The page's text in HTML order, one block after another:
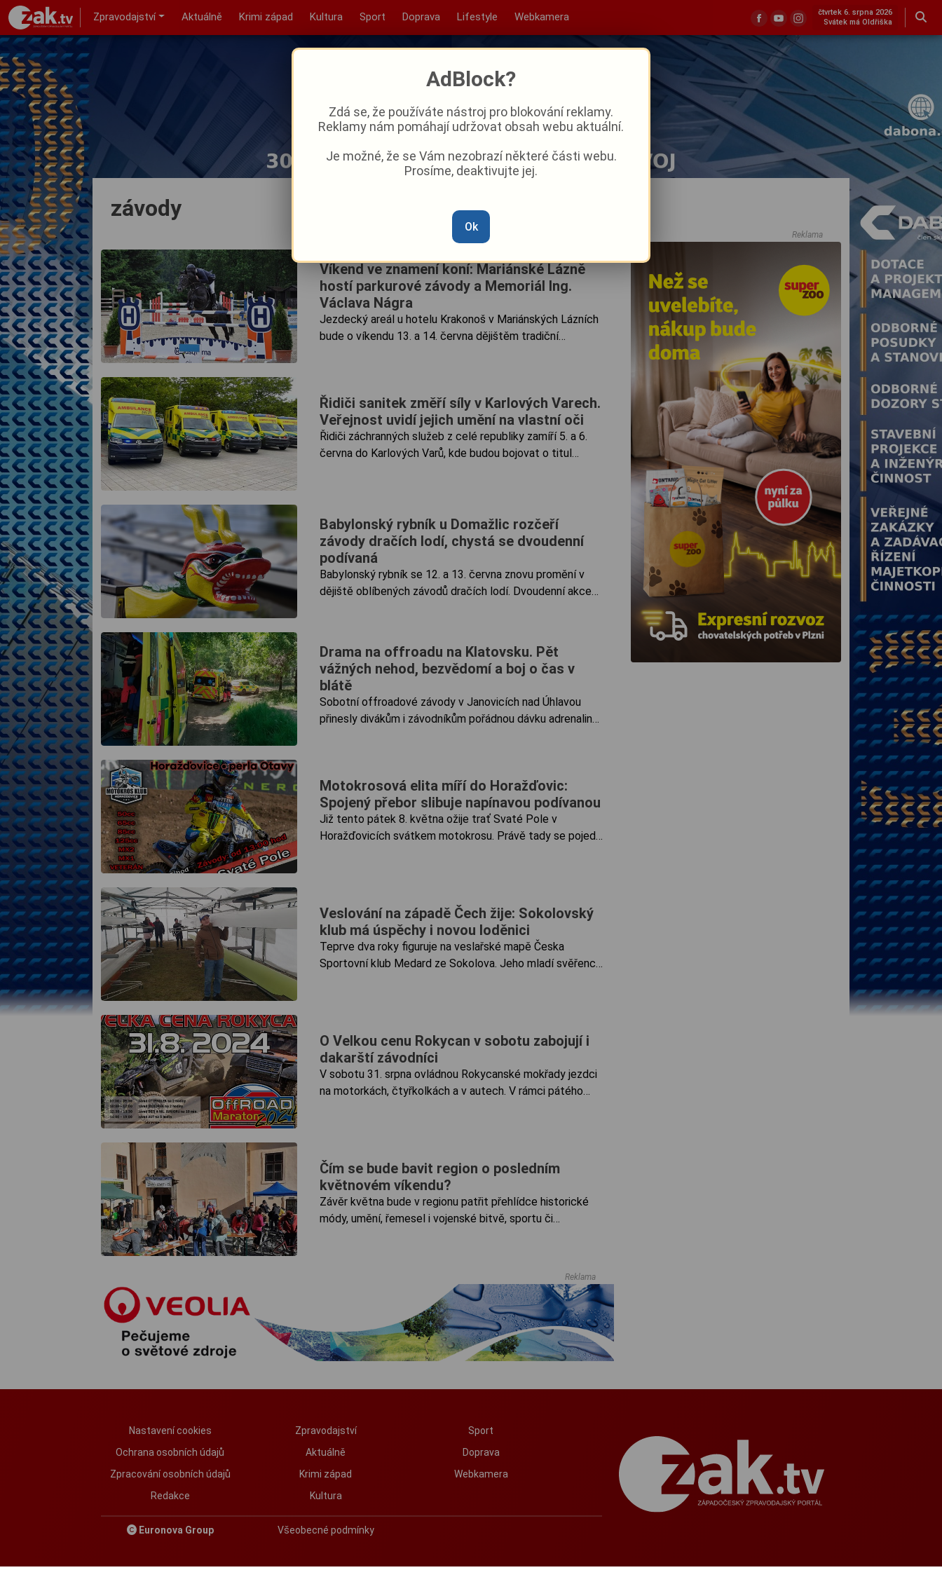
Zpravodajství Aktuálně Krimi západ Kultura Sport Doprava Lifestyle Webkamera
čtvrtek 6. srpna 2026
Svátek má Oldřiška
závody
Víkend ve znamení koní: Mariánské Lázně
hostí parkurové závody a Memoriál Ing.
Václava Nágra
Jezdecký areál u hotelu Krakonoš v Mariánských Lázních
bude o víkendu 13. a 14. června dějištěm tradiční
Řidiči sanitek změří síly v Karlových Varech.
Veřejnost uvidí jejich umění na vlastní oči
Řidiči záchranných služeb z celé republiky zamíří 5. a 6.
června do Karlových Varů, kde budou bojovat o titul
Babylonský rybník u Domažlic rozčeří
závody dračích lodí, chystá se dvoudenní
podívaná
Babylonský rybník se 12. a 13. června znovu promění v
dějiště oblíbených závodů dračích lodí. Dvoudenní akce
Drama na offroadu na Klatovsku. Pět
vážných nehod, bezvědomí a boj o čas v
blátě
Sobotní offroadové závody v Janovicích nad Úhlavou
přinesly divákům i závodníkům pořádnou dávku adrenalinu.
Motokrosová elita míří do Horažďovic:
Spojený přebor slibuje napínavou podívanou
Již tento pátek 8. května ožije trať Svaté Pole v
Horažďovicích svátkem motokrosu. Právě tady se pojede
Veslování na západě Čech žije: Sokolovský
klub má úspěchy i novou loděnici
Teprve dva roky figuruje na veslařské mapě Česka
Sportovní klub Medard ze Sokolova. Jeho mladí svěřenci
novou loděnici pro úschovnu lodí a klubovnu.
O Velkou cenu Rokycan v sobotu zabojují i
dakarští závodníci
V sobotu 31. srpna ovládnou Rokycanské mokřady jezdci
na motorkách, čtyřkolkách a v autech. V rámci pátého
Čím se bude bavit region o posledním
květnovém víkendu?
Závěr května bude v regionu patřit přehlídce historické
módy, umění, řemesel i vojenské bitvě, sportu či
Reklama
Reklama
Nastavení cookies
Ochrana osobních údajů
Zpracování osobních údajů
Redakce
Zpravodajství
Aktuálně
Krimi západ
Kultura
Sport
Doprava
Webkamera
Euronova Group Všeobecné podmínky
AdBlock?
Zdá se, že používáte nástroj pro blokování reklamy.
Reklamy nám pomáhají udržovat obsah webu aktuální.
Je možné, že se Vám nezobrazí některé části webu.
Prosíme, deaktivujte jej.
Ok